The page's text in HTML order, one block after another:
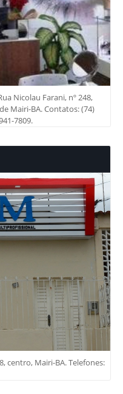
Nicolau Farani, nº 248,
Mairi-BA. Contatos: (74)
7809.
centro, Mairi-BA. Telefones: